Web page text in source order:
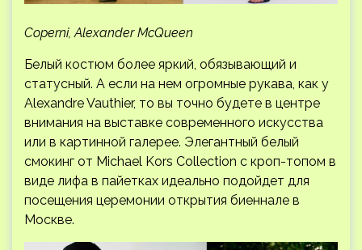
Coperni, Alexander McQueen
Белый костюм более яркий, обязывающий и
статусный. А если на нем огромные рукава, как у
Alexandre Vauthier, то вы точно будете в центре
внимания на выставке современного искусства
или в картинной галерее. Элегантный белый
смокинг от Michael Kors Collection с кроп-топом в
виде лифа в пайетках идеально подойдет для
посещения церемонии открытия биеннале в
Москве.